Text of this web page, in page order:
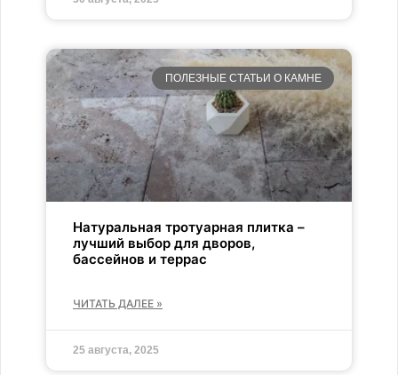
ПОЛЕЗНЫЕ СТАТЬИ О КАМНЕ
Натуральная тротуарная плитка –
лучший выбор для дворов,
бассейнов и террас
ЧИТАТЬ ДАЛЕЕ »
25 августа, 2025